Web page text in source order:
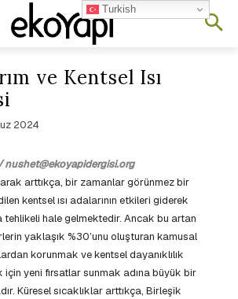
ve Kentsel Isı
2024
arttıkça, bir zamanlar görünmez bir
kentsel ısı adalarının etkileri giderek
tehlikeli hale gelmektedir. Ancak bu artan
yaklaşık %30’unu oluşturan kamusal
korunmak ve kentsel dayanıklılık
için yeni fırsatlar sunmak adına büyük bir
Küresel sıcaklıklar arttıkça, Birleşik
Turkish